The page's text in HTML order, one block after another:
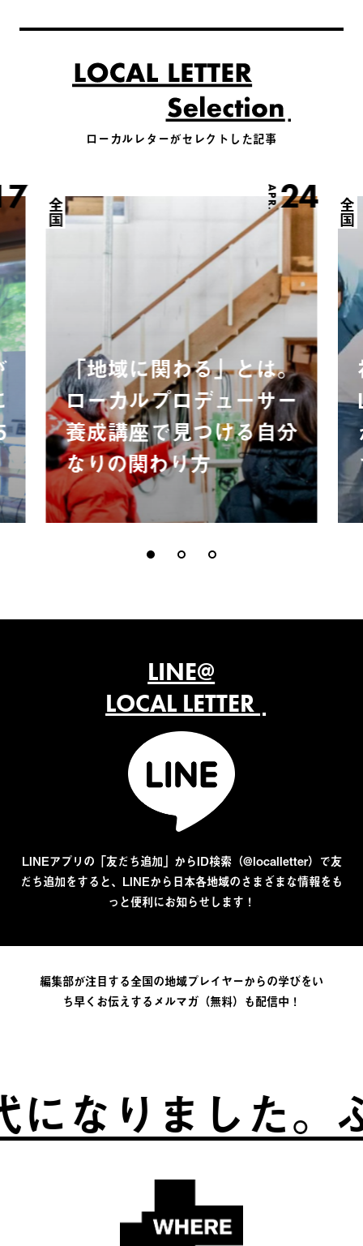
ローカルレターがセレクトした記事
APR.24
全国
「地域に関わる」とは。
ローカルプロデューサー
養成講座で見つける自分
なりの関わり方
全国
LINE@
LOCAL LETTER
LINEアプリの「友だち追加」からID検索（@localletter）で友
だち追加をすると、LINEから日本各地域のさまざまな情報をも
っと便利にお知らせします！
編集部が注目する全国の地域プレイヤーからの学びをい
ち早くお伝えするメルマガ（無料）も配信中！
りました。ふ